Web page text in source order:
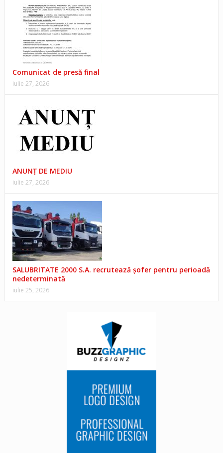
Comunicat de presă final
iulie 27, 2026
ANUNŢ DE MEDIU
iulie 27, 2026
SALUBRITATE 2000 S.A. recrutează șofer pentru perioadă
nedeterminată
iulie 25, 2026